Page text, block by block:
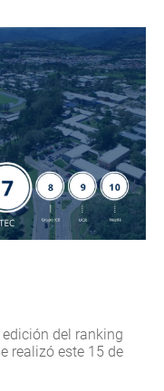
del ranking
realizó este 15 de